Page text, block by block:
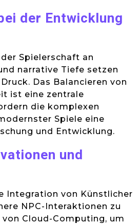
der Entwicklung
Spielerschaft an
narrative Tiefe setzen
Das Balancieren von
ist eine zentrale
die komplexen
Spiele eine
und Entwicklung.
und
Integration von Künstlicher
NPC-Interaktionen zu
Cloud-Computing, um